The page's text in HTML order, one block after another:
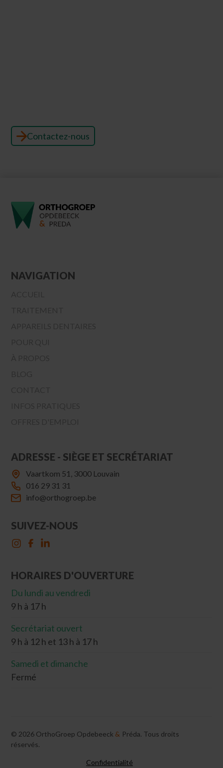
Contactez-nous
NAVIGATION
ADRESSE - SIÈGE ET SECRÉTARIAT
Vaartkom 51, 3000 Louvain
016 29 31 31
info@orthogroep.be
SUIVEZ-NOUS
HORAIRES D'OUVERTURE
Du lundi au vendredi
9 h à 17 h
Secrétariat ouvert
9 h à 12 h et 13 h à 17 h
Samedi et dimanche
Fermé
© 2026 OrthoGroep Opdebeeck & Préda. Tous droits
réservés.
Confidentialité